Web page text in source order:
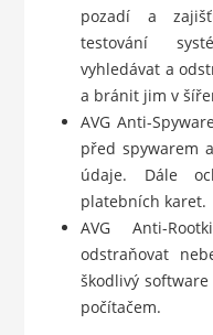
pozadí a
testování
vyhledávat a
a bránit jim v
AVG Anti-
před spywarem
údaje. Dále
platebních karet.
AVG Anti-
odstraňovat
škodlivý
počítačem.